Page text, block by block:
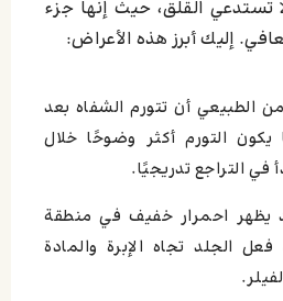
تستدعي القلق، حيث إنها جزء
إليك أبرز هذه الأعراض:
من الطبيعي أن تتورم الشفاه بعد
يكون التورم أكثر وضوحًا خلال
في التراجع تدريجيًا.
يظهر احمرار خفيف في منطقة
الجلد تجاه الإبرة والمادة